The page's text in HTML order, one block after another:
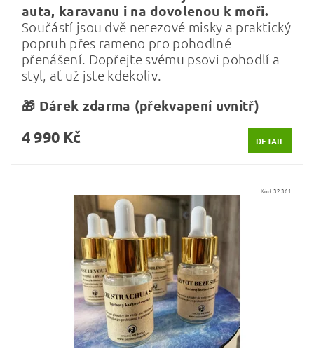
auta, karavanu i na dovolenou k moři.
Součástí jsou dvě nerezové misky a praktický
popruh přes rameno pro pohodlné
přenášení. Dopřejte svému psovi pohodlí a
styl, ať už jste kdekoliv.
🎁 Dárek zdarma (překvapení uvnitř)
4 990 Kč DETAIL
Kód:32361